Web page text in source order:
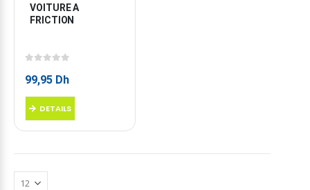
VOITURE A
FRICTION
99,95 Dh
DETAILS